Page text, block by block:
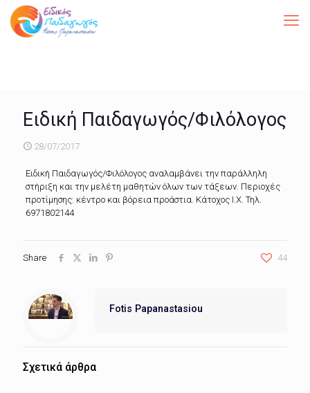
Ειδική Παιδαγωγός/Φιλόλογος
28/07/2017
Ειδική Παιδαγωγός/Φιλόλογος αναλαμβάνει την παράλληλη
στήριξη και την μελέτη μαθητών όλων των τάξεων. Περιοχές
προτίμησης: κέντρο και βόρεια προάστια. Κάτοχος Ι.Χ. Τηλ.
6971802144
Share 44
Fotis Papanastasiou
Σχετικά άρθρα